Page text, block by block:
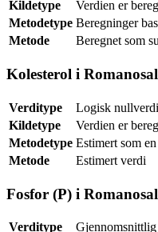
Kildetype
Verdien er
Metodetype Beregninger
Metode
Beregnet som
Kolesterol i
Verditype
Logisk nullverdi
Kildetype
Verdien er
Metodetype Estimert som
Metode
Estimert verdi
Fosfor (P) i
Verditype